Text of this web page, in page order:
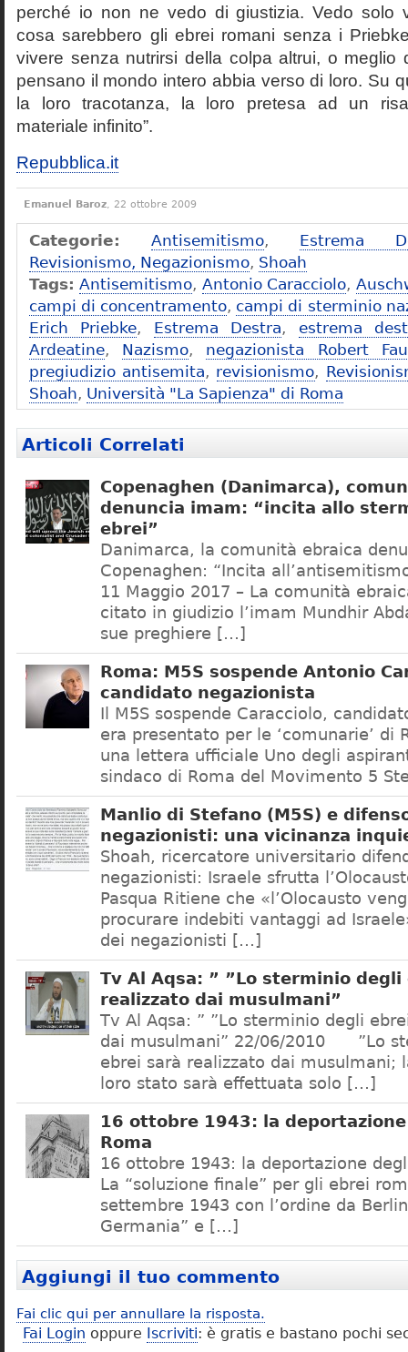
perché io non ne vedo di giustizia. Vedo solo
cosa sarebbero gli ebrei romani senza i
vivere senza nutrirsi della colpa altrui, o meglio
pensano il mondo intero abbia verso di loro. Su
la loro tracotanza, la loro pretesa ad un
materiale infinito”.
Repubblica.it
Emanuel Baroz, 22 ottobre 2009
Categorie: Antisemitismo, Estrema
Revisionismo, Negazionismo, Shoah
Tags: Antisemitismo, Antonio Caracciolo,
campi di concentramento, campi di sterminio
Erich Priebke, Estrema Destra, estrema
Ardeatine, Nazismo, negazionista Robert
pregiudizio antisemita, revisionismo,
Shoah, Università "La Sapienza" di Roma
Articoli Correlati
Copenaghen (Danimarca),
denuncia imam: “incita allo
ebrei”
Danimarca, la comunità ebraica
Copenaghen: “Incita
11 Maggio 2017 – La comunità
citato in giudizio l’imam Mundhir
sue preghiere […]
Roma: M5S sospende Antonio
candidato negazionista
Il M5S sospende Caracciolo,
era presentato per le ‘comunarie’ di
una lettera ufficiale Uno degli
sindaco di Roma del Movimento 5
Manlio di Stefano (M5S) e
negazionisti: una vicinanza
Shoah, ricercatore universitario
negazionisti: Israele sfrutta
Pasqua Ritiene che «l’Olocausto
procurare indebiti vantaggi ad
dei negazionisti […]
Tv Al Aqsa: ” ”Lo sterminio degli
realizzato dai musulmani”
Tv Al Aqsa: ” ”Lo sterminio degli
dai musulmani” 22/06/2010 ”Lo
ebrei sarà realizzato dai musulmani;
loro stato sarà effettuata solo […]
16 ottobre 1943: la
Roma
16 ottobre 1943: la deportazione
La “soluzione finale” per gli ebrei
settembre 1943 con l’ordine da
Germania” e […]
Aggiungi il tuo commento
Fai clic qui per annullare la risposta.
Fai Login oppure Iscriviti: è gratis e bastano pochi